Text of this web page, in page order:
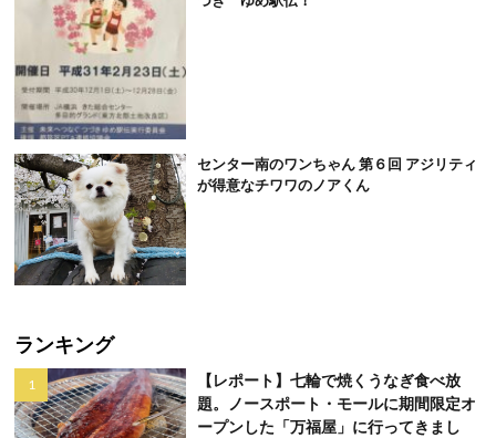
センター南のワンちゃん 第６回 アジリティ
が得意なチワワのノアくん
ランキング
【レポート】七輪で焼くうなぎ食べ放
題。ノースポート・モールに期間限定オ
ープンした「万福屋」に行ってきまし